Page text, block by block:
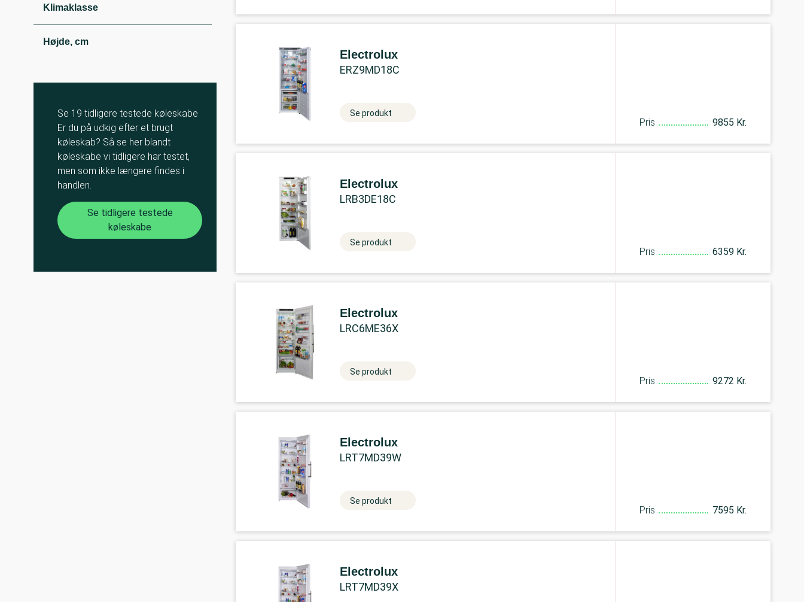
Klimaklasse
Højde, cm
Se 19 tidligere testede køleskabe
Er du på udkig efter et brugt
køleskab? Så se her blandt
køleskabe vi tidligere har testet,
men som ikke længere findes i
handlen.
Se tidligere testede
køleskabe
Electrolux
ERZ9MD18C
Se produkt
Pris 9855 Kr.
Electrolux
LRB3DE18C
Se produkt
Pris 6359 Kr.
Electrolux
LRC6ME36X
Se produkt
Pris 9272 Kr.
Electrolux
LRT7MD39W
Se produkt
Pris 7595 Kr.
Electrolux
LRT7MD39X